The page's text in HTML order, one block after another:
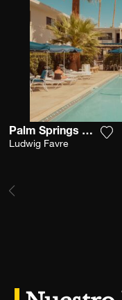
Palm Springs Desert Pool
Ludwig Favre